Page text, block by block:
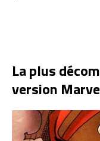
La plus
version